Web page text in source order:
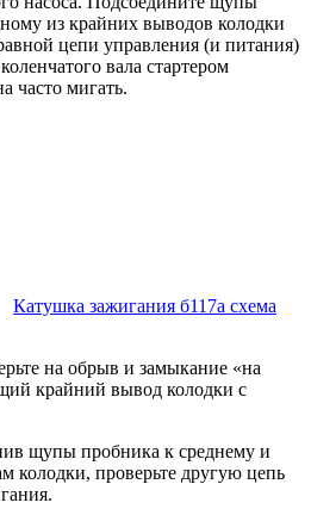
из крайних выводов колодки
цепи управления (и питания)
вала стартером
часто мигать.
Катушка зажигания б117а схема
на обрыв и замыкание «на
крайний вывод колодки с
щупы пробника к среднему и
колодки, проверьте другую цепь